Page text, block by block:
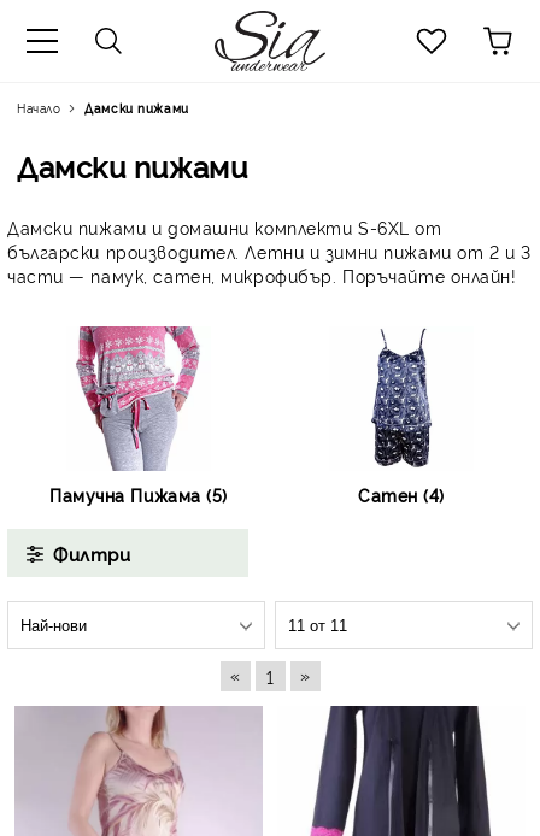
Начало Дамски пижами
Дамски пижами
Дамски пижами и домашни комплекти S-6XL от
български производител. Летни и зимни пижами от 2 и 3
части — памук, сатен, микрофибър. Поръчайте онлайн!
Памучна Пижама (5) Сатен (4)
Филтри
« 1 »